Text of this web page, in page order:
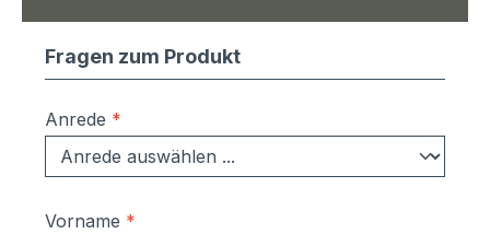
Fragen zum Produkt
Anrede *
Vorname *